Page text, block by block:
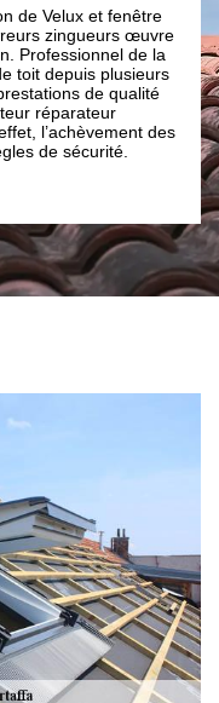
œuvre
de la
des
66560. De ce fait,
de pose et
abordable et selon
soit en pente ou
l’installer et la
entreprise pose et
66560.